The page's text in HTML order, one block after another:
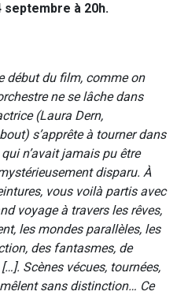
septembre à 20h.
début du film, comme on
ne se lâche dans
(Laura Dern,
s’apprête à tourner dans
n’avait jamais pu être
disparu. À
vous voilà partis avec
voyage à travers les rêves,
les mondes parallèles, les
des fantasmes, de
Scènes vécues, tournées,
sans distinction… Ce